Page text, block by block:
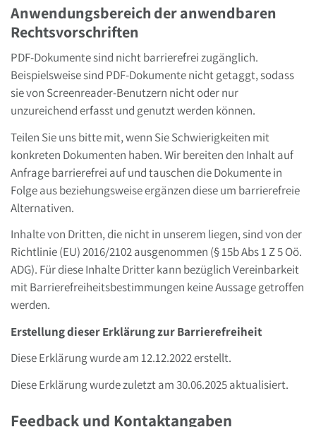
Anwendungsbereich der anwendbaren
Rechtsvorschriften
PDF-Dokumente sind nicht barrierefrei zugänglich.
Beispielsweise sind PDF-Dokumente nicht getaggt, sodass
sie von Screenreader-Benutzern nicht oder nur
unzureichend erfasst und genutzt werden können.
Teilen Sie uns bitte mit, wenn Sie Schwierigkeiten mit
konkreten Dokumenten haben. Wir bereiten den Inhalt auf
Anfrage barrierefrei auf und tauschen die Dokumente in
Folge aus beziehungsweise ergänzen diese um barrierefreie
Alternativen.
Inhalte von Dritten, die nicht in unserem liegen, sind von der
Richtlinie (EU) 2016/2102 ausgenommen (§ 15b Abs 1 Z 5 Oö.
ADG). Für diese Inhalte Dritter kann bezüglich Vereinbarkeit
mit Barrierefreiheitsbestimmungen keine Aussage getroffen
werden.
Erstellung dieser Erklärung zur Barrierefreiheit
Diese Erklärung wurde am 12.12.2022 erstellt.
Diese Erklärung wurde zuletzt am 30.06.2025 aktualisiert.
Feedback und Kontaktangaben